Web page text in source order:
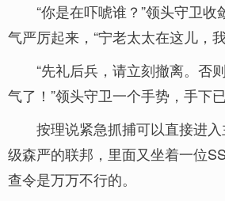
“你是在吓唬谁？”领头守卫
气严厉起来，“宁老太太在这儿，
“先礼后兵，请立刻撤离。否
气了！”领头守卫一个手势，手下
按理说紧急抓捕可以直接进
级森严的联邦，里面又坐着一位
查令是万万不行的。